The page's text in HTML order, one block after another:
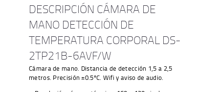
DESCRIPCIÓN CÁMARA DE
MANO DETECCIÓN DE
TEMPERATURA CORPORAL DS-
2TP21B-6AVF/W
Cámara de mano. Distancia de detección 1,5 a 2,5
metros. Precisión ±0.5ºC. Wifi y aviso de audio.